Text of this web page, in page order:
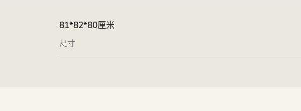
81*82*80厘米
尺寸